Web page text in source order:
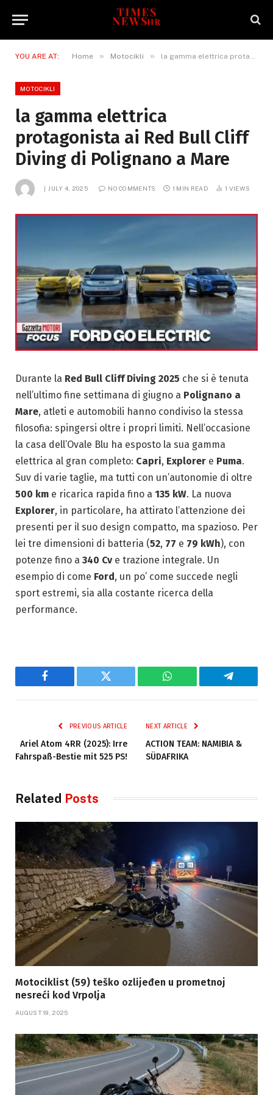
YOU ARE AT: Home » Motocikli » la gamma elettrica protagonista ai Red Bull Cliff Diving di Polignano a Mare
MOTOCIKLI
la gamma elettrica
protagonista ai Red Bull Cliff
Diving di Polignano a Mare
JULY 4, 2025 NO COMMENTS 1 MIN READ 1 VIEWS
Durante la Red Bull Cliff Diving 2025 che si è tenuta
nell’ultimo fine settimana di giugno a Polignano a
Mare, atleti e automobili hanno condiviso la stessa
filosofia: spingersi oltre i propri limiti. Nell’occasione
la casa dell’Ovale Blu ha esposto la sua gamma
elettrica al gran completo: Capri, Explorer e Puma.
Suv di varie taglie, ma tutti con un’autonomie di oltre
500 km e ricarica rapida fino a 135 kW. La nuova
Explorer, in particolare, ha attirato l’attenzione dei
presenti per il suo design compatto, ma spazioso. Per
lei tre dimensioni di batteria (52, 77 e 79 kWh), con
potenze fino a 340 Cve trazione integrale. Un
esempio di come Ford, un po’ come succede negli
sport estremi, sia alla costante ricerca della
performance.
Facebook Twitter WhatsApp Telegram
PREVIOUS ARTICLE
Ariel Atom 4RR (2025): Irre
Fahrspaß-Bestie mit 525 PS!
NEXT ARTICLE
ACTION TEAM: NAMIBIA &
SÜDAFRIKA
Related Posts
Motociklist (59) teško ozlijeđen u prometnoj
nesreći kod Vrpolja
AUGUST 19, 2025